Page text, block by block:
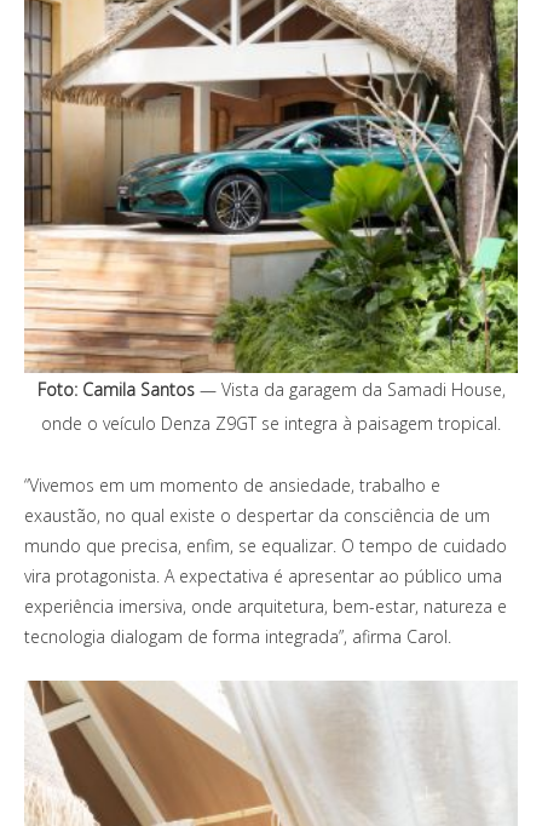
Foto: Camila Santos— Vista da garagem da Samadi House,
onde o veículo Denza Z9GT se integra à paisagem tropical.
“Vivemos em um momento de ansiedade, trabalho e
exaustão, no qual existe o despertar da consciência de um
mundo que precisa, enfim, se equalizar. O tempo de cuidado
vira protagonista. A expectativa é apresentar ao público uma
experiência imersiva, onde arquitetura, bem-estar, natureza e
tecnologia dialogam de forma integrada”, afirma Carol.